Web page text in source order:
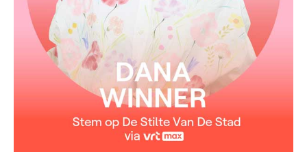
Duizend mooie dromen
Heb ik diep in mij bewaard
Ik wil ze uit zien komen
Ze raken nooit verjaard
Een van die stille beden
Is gehuld in hemelsblauw
Haar lieve naam is vrede
Voor iedereen en jou